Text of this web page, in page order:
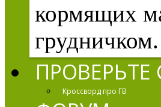
кормящих
грудничком.
ПРОВЕРЬТЕ
Кроссворд про ГВ